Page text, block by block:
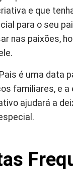
e que
para o seu
nas paixões,
é uma data
familiares, e a
ajudará a